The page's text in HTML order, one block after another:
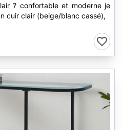
? confortable et moderne je
cuir clair (beige/blanc cassé),